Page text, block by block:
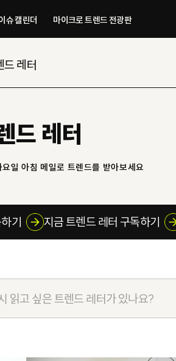
슈 캘린더 마이크로 트렌드 전광판​
드 레터
드 레터
요일 아침 메일로 트렌드를 받아보세요
독하기 지금 트렌드 레터 구독하기